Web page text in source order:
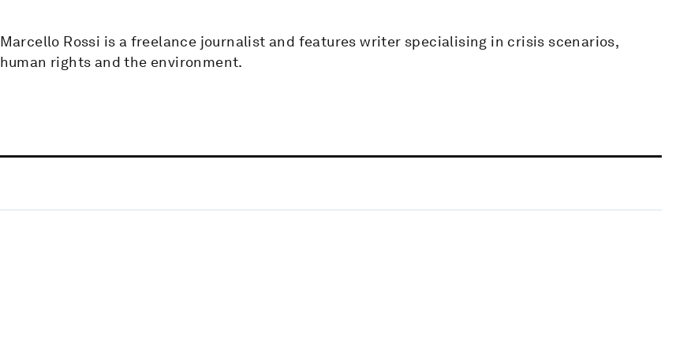
Marcello Rossi is a freelance journalist and features writer specialising in crisis scenarios,
human rights and the environment.